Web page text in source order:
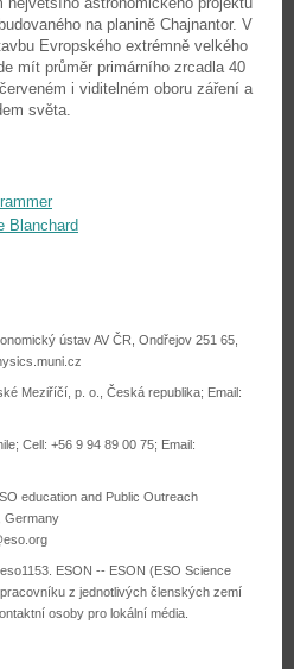
na planině Chajnantor. V
Evropského extrémně velkého
mít průměr primárního zrcadla 40
i viditelném oboru záření a
světa.
Blanchard
ústav AV ČR, Ondřejov 251 65,
Meziříčí, p. o., Česká republika; Email:
Cell: +56 9 94 89 00 75; Email:
education and Public Outreach
Germany
ESON -- ESON (ESO Science
z jednotlivých členských zemí
osoby pro lokální média.